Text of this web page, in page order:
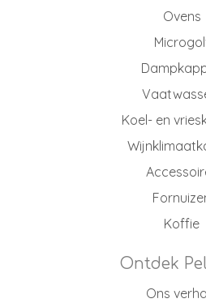
Ovens
Koel- en
Koffie
Ontdek
Ons